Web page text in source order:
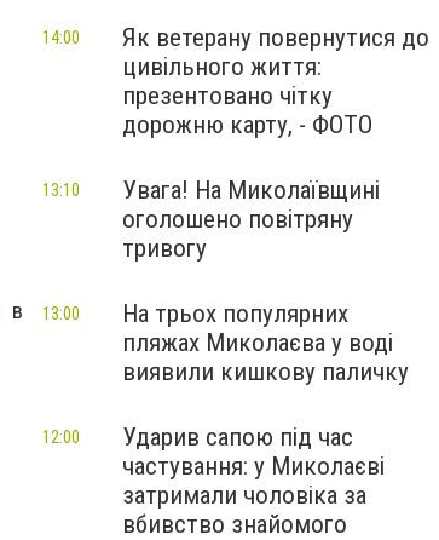
в
Як ветерану повернутися до
цивільного життя:
презентовано чітку
дорожню карту, - ФОТО
14:00
Увага! На Миколаївщині
оголошено повітряну
тривогу
13:10
На трьох популярних
пляжах Миколаєва у воді
виявили кишкову паличку
13:00
Ударив сапою під час
частування: у Миколаєві
затримали чоловіка за
вбивство знайомого
12:00